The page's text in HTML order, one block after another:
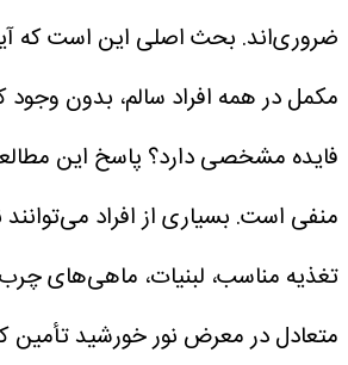
ضروری‌اند. بحث اصلی این است که
مکمل در همه افراد سالم، بدون وجود
فایده مشخصی دارد؟ پاسخ این
منفی است. بسیاری از افراد می‌توانند
تغذیه مناسب، لبنیات، ماهی‌های چرب
متعادل در معرض نور خورشید تأمین